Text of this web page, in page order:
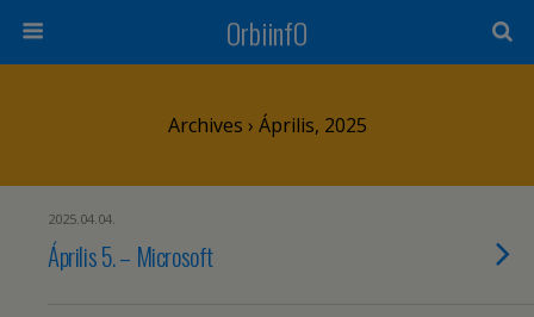
OrbiinfO
Archives › Április, 2025
2025.04.04.
Április 5. – Microsoft